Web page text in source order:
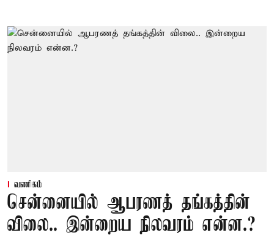
வணிகம்
சென்னையில் ஆபரணத் தங்கத்தின்
விலை.. இன்றைய நிலவரம் என்ன.?